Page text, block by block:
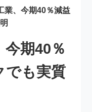
業、今期40％減益
今期40％
でも実質